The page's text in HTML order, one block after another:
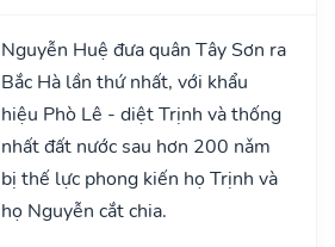
Nguyễn Huệ đưa quân Tây Sơn ra
Bắc Hà lần thứ nhất, với khẩu
hiệu Phò Lê - diệt Trịnh và thống
nhất đất nước sau hơn 200 nǎm
bị thế lực phong kiến họ Trịnh và
họ Nguyễn cắt chia.